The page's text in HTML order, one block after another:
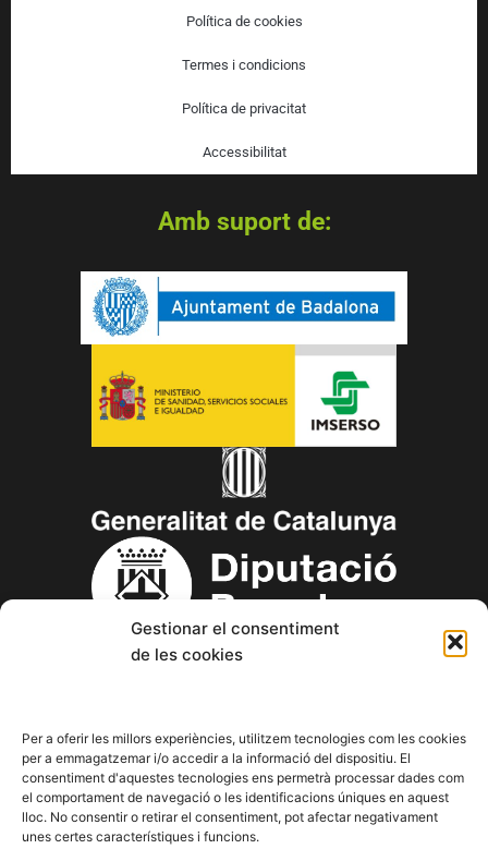
Gestionar el consentiment
de les cookies
Per a oferir les millors experiències, utilitzem tecnologies com les cookies
per a emmagatzemar i/o accedir a la informació del dispositiu. El
consentiment d'aquestes tecnologies ens permetrà processar dades com
el comportament de navegació o les identificacions úniques en aquest
lloc. No consentir o retirar el consentiment, pot afectar negativament
unes certes característiques i funcions.
Política de cookies
Termes i condicions
Política de privacitat
Accessibilitat
Amb suport de:
F
a
c
T
w
i
Y
o
u
I
n
L
i